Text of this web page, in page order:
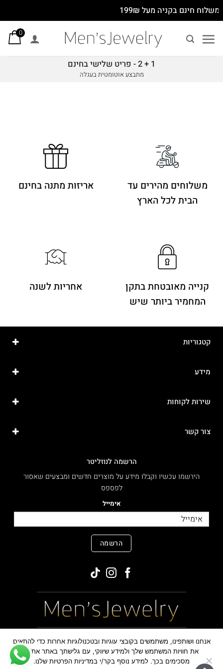
Skip
to
content
משלוח חינם בקניה מעל 199₪
0
1 + 2 - פריט שלישי בחינם
מתבצע אוטומטית בעגלה
משלוחים מהירים עד
הבית לכל הארץ
אריזות מתנה בחינם
קנייה מאובטחת בתקן
המחמיר ביותר שיש
אחריות לשנה
קטגוריות
מידע
שירות לקוחות
צור קשר
הרשמה לנוזליטר
הירשמו עכשיו וקבלו מידע על מוצרים חדשים ומבצעים שאסור
לפספס
אימייל
הרשמה
Visa
PayPal
MasterCard
אנחנו ושותפינו, משתמשים בקובצי עוגיות ובטכנולוגיות אחרות כדי להתאים
את חוויות המשתמש שלך ולמידע שיווקי, עם גלישתך באתר את/ה
מסכימים בכך. למידע נוסף בקר/י במדיניות הפרטיות שלנו.